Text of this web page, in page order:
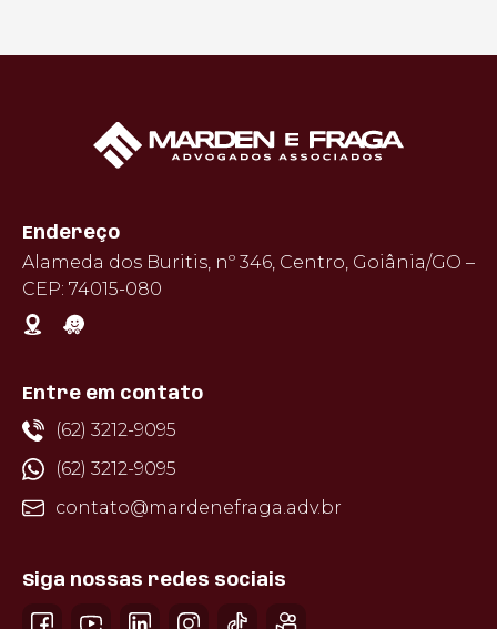
Endereço
Alameda dos Buritis, nº 346, Centro, Goiânia/GO –
CEP: 74015-080
Entre em contato
(62) 3212-9095
(62) 3212-9095
contato@mardenefraga.adv.br
Siga nossas redes sociais